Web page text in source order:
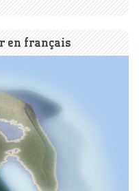
en français